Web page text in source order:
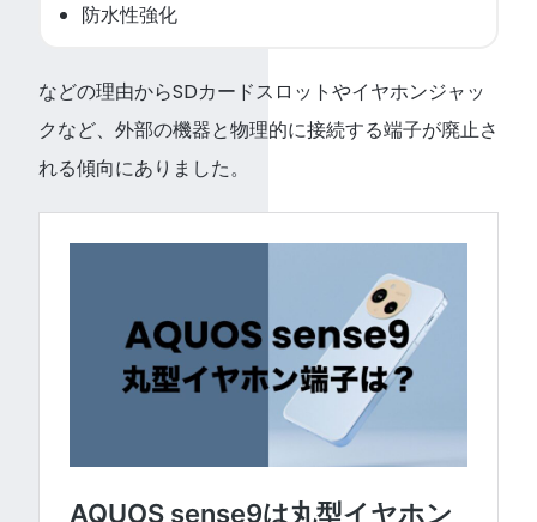
防水性強化
などの理由からSDカードスロットやイヤホンジャッ
クなど、外部の機器と物理的に接続する端子が廃止さ
れる傾向にありました。